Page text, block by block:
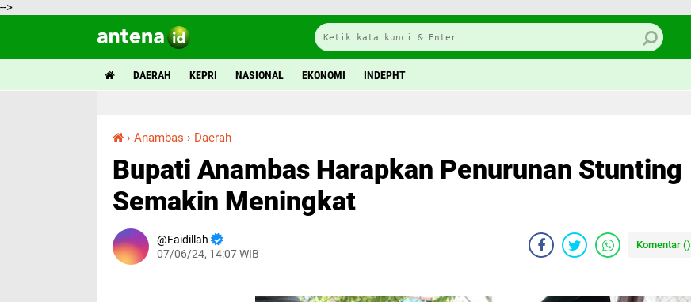
-->
DAERAH KEPRI NASIONAL EKONOMI INDEPHT
› Anambas › Daerah
Bupati Anambas Harapkan Penurunan Stunting
Semakin Meningkat
Faidillah
07/06/24, 14:07 WIB
Komentar ()